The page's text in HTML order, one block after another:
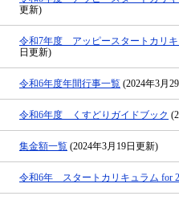
更新)
令和7年度 アッピースタートカリキ
日更新)
令和6年度年間行事一覧 (2024年3月
令和6年度 くすどりガイドブック
集金額一覧 (2024年3月19日更新)
令和6年 スタートカリキュラム for 2